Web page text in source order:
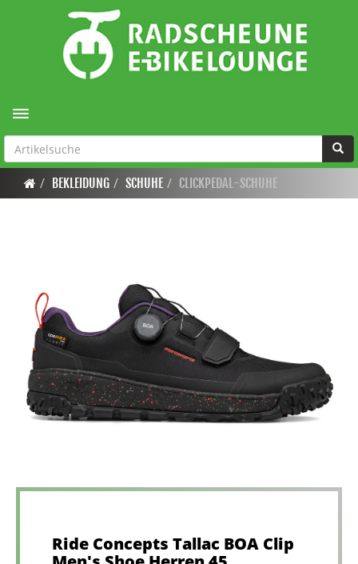
Toggle navigation
BEKLEIDUNG SCHUHE CLICKPEDAL-SCHUHE
Ride Concepts Tallac BOA Clip